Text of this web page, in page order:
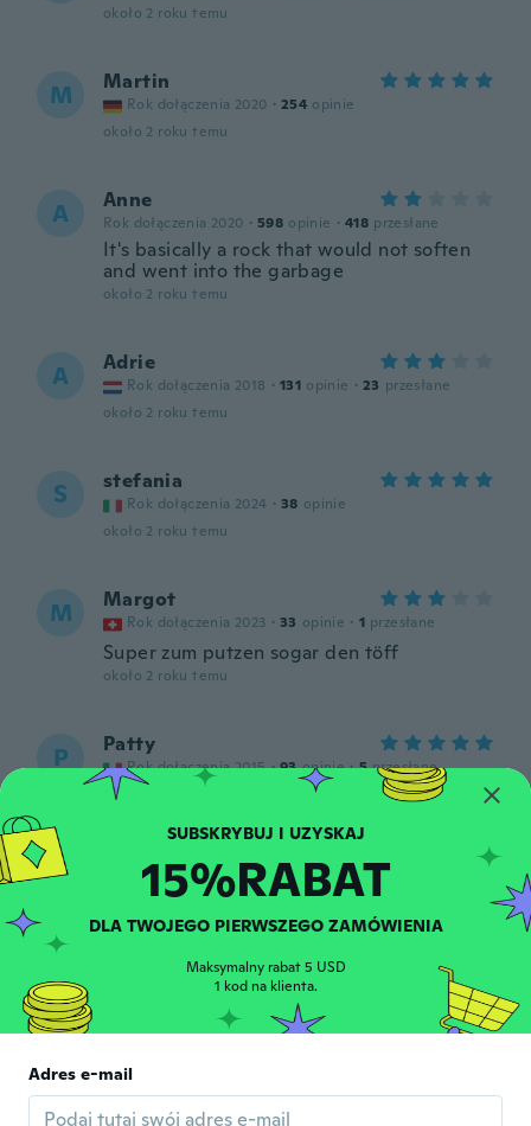
około 2 roku temu
M Martin
Rok dołączenia 2020 · 254 opinie
około 2 roku temu
A Anne
Rok dołączenia 2020 · 598 opinie · 418 przesłane
It's basically a rock that would not soften
and went into the garbage
około 2 roku temu
A Adrie
Rok dołączenia 2018 · 131 opinie · 23 przesłane
około 2 roku temu
S stefania
Rok dołączenia 2024 · 38 opinie
około 2 roku temu
M Margot
Rok dołączenia 2023 · 33 opinie · 1 przesłane
Super zum putzen sogar den töff
około 2 roku temu
P Patty
Rok dołączenia 2015 · 93 opinie · 5 przesłane
Ottimo prodotto,
Denise
1867
efficacité à l usage.
około 2 roku temu
15%RABAT
DLA TWOJEGO PIERWSZEGO ZAMÓWIENIA
Maksymalny rabat 5 USD
1 kod na klienta.
Adres e-mail